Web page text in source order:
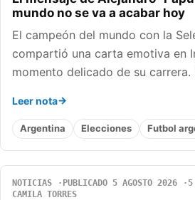
mundo no se va a acabar hoy
El campeón del mundo con la
compartió una carta emotiva en
momento delicado de su carrera.
Leer nota
Argentina Elecciones Futbol
NOTICIAS PUBLICADO 5 AGOSTO 2026
5
CAMILA TORRES